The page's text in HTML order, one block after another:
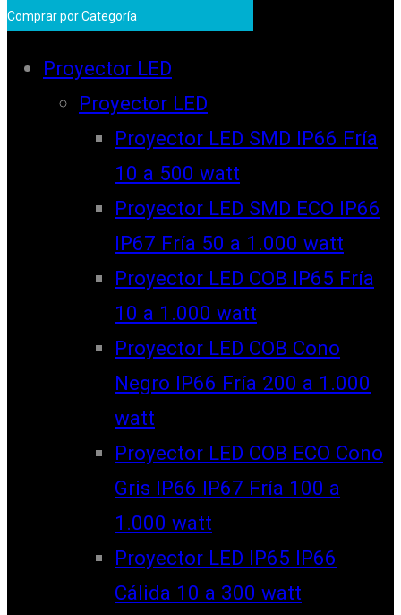
Comprar por Categoría
Proyector LED
Proyector LED
Proyector LED SMD IP66 Fría
10 a 500 watt
Proyector LED SMD ECO IP66
IP67 Fría 50 a 1.000 watt
Proyector LED COB IP65 Fría
10 a 1.000 watt
Proyector LED COB Cono
Negro IP66 Fría 200 a 1.000
watt
Proyector LED COB ECO Cono
Gris IP66 IP67 Fría 100 a
1.000 watt
Proyector LED IP65 IP66
Cálida 10 a 300 watt